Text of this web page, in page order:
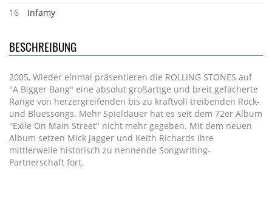
16
Infamy
BESCHREIBUNG
2005, Wieder einmal präsentieren die ROLLING STONES auf
"A Bigger Bang" eine absolut großartige und breit gefächerte
Range von herzergreifenden bis zu kraftvoll treibenden Rock-
und Bluessongs. Mehr Spieldauer hat es seit dem 72er Album
"Exile On Main Street" nicht mehr gegeben. Mit dem neuen
Album setzen Mick Jagger und Keith Richards ihre
mittlerweile historisch zu nennende Songwriting-
Partnerschaft fort.